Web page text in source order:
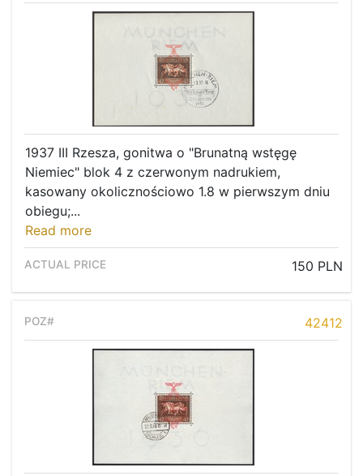
1937 III Rzesza, gonitwa o "Brunatną wstęgę
Niemiec" blok 4 z czerwonym nadrukiem,
kasowany okolicznościowo 1.8 w pierwszym dniu
obiegu;...
Read more
150 PLN
42412